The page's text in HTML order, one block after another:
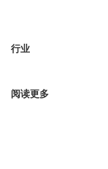
行业
阅读更多